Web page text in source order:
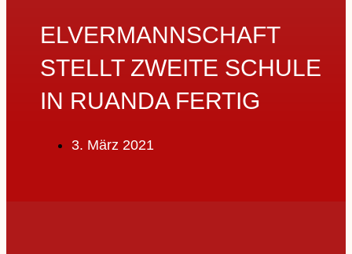
ELVERMANNSCHAFT
STELLT ZWEITE SCHULE
IN RUANDA FERTIG
3. März 2021